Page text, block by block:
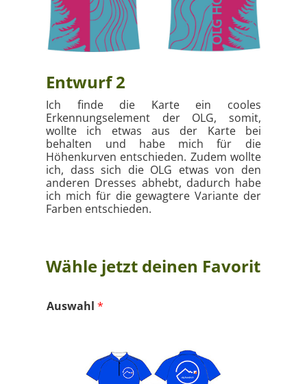
Entwurf 2
Ich finde die Karte ein cooles
Erkennungselement der OLG, somit,
wollte ich etwas aus der Karte bei
behalten und habe mich für die
Höhenkurven entschieden. Zudem wollte
ich, dass sich die OLG etwas von den
anderen Dresses abhebt, dadurch habe
ich mich für die gewagtere Variante der
Farben entschieden.
Wähle jetzt deinen Favorit
Auswahl*